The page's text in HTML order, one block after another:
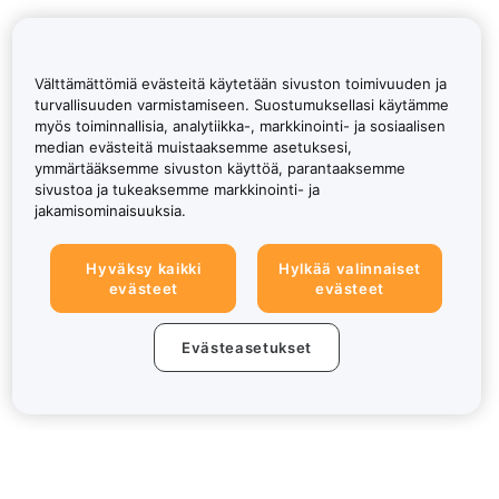
Välttämättömiä evästeitä käytetään sivuston toimivuuden ja
turvallisuuden varmistamiseen. Suostumuksellasi käytämme
myös toiminnallisia, analytiikka-, markkinointi- ja sosiaalisen
median evästeitä muistaaksemme asetuksesi,
ymmärtääksemme sivuston käyttöä, parantaaksemme
sivustoa ja tukeaksemme markkinointi- ja
jakamisominaisuuksia.
Hyväksy kaikki
evästeet
Hylkää valinnaiset
evästeet
Evästeasetukset